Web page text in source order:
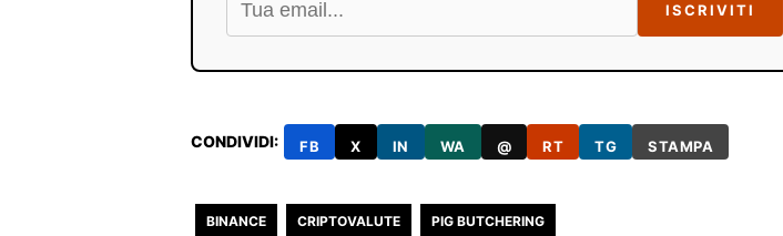
ISCRIVITI
CONDIVIDI: FB X IN WA @ RT TG STAMPA
BINANCE CRIPTOVALUTE PIG BUTCHERING